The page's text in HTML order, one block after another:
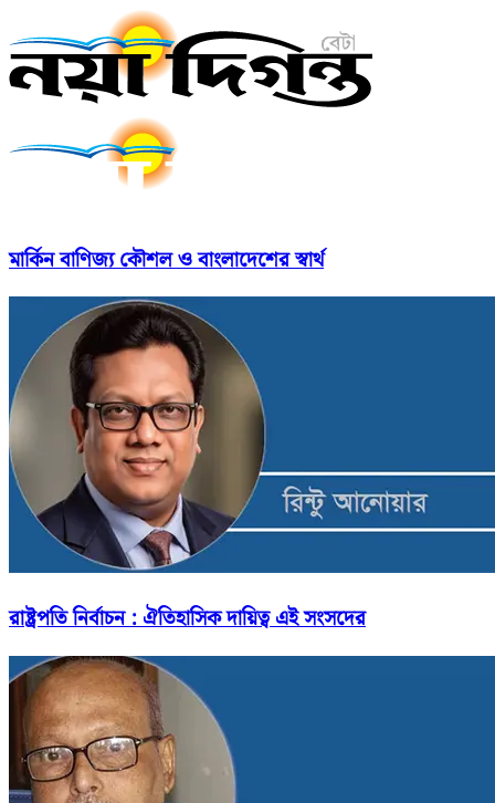
মার্কিন বাণিজ্য কৌশল ও বাংলাদেশের স্বার্থ
রাষ্ট্রপতি নির্বাচন : ঐতিহাসিক দায়িত্ব এই সংসদের